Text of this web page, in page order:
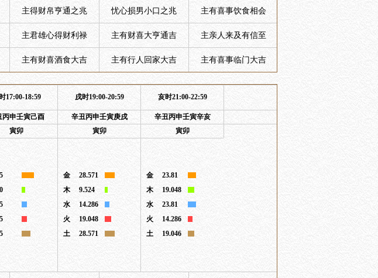
主得财帛亨通之兆 忧心损男小口之兆 主有喜事饮食相会
主君雄心得财利禄 主有财喜大亨通吉 主亲人来及有信至
主有财喜酒食大吉 主有行人回家大吉 主有喜事临门大吉
17:00-18:59 戌时19:00-20:59 亥时21:00-22:59
丙申壬寅己酉 辛丑丙申壬寅庚戌
辛丑丙申壬寅辛亥
寅卯 寅卯 寅卯
金
28.571
木
9.524
水
14.286
火
19.048
土
28.571
金
23.81
木
19.048
水
23.81
火
14.286
土
19.046